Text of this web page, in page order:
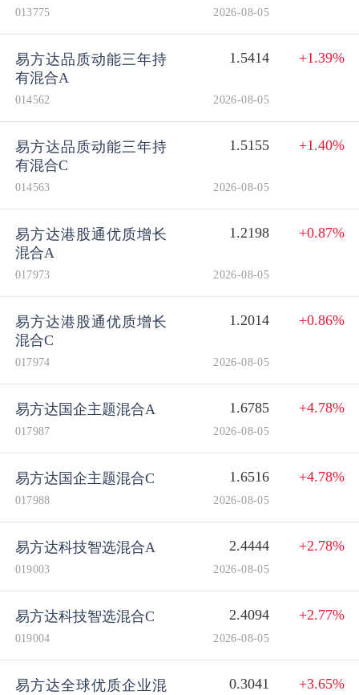
013775 2026-08-05
易方达品质动能三年持
有混合A
1.5414 +1.39%
014562 2026-08-05
易方达品质动能三年持
有混合C
1.5155 +1.40%
014563 2026-08-05
易方达港股通优质增长
混合A
1.2198 +0.87%
017973 2026-08-05
易方达港股通优质增长
混合C
1.2014 +0.86%
017974 2026-08-05
易方达国企主题混合A 1.6785 +4.78%
017987 2026-08-05
易方达国企主题混合C 1.6516 +4.78%
017988 2026-08-05
易方达科技智选混合A 2.4444 +2.78%
019003 2026-08-05
易方达科技智选混合C 2.4094 +2.77%
019004 2026-08-05
易方达全球优质企业混
0.3041 +3.65%